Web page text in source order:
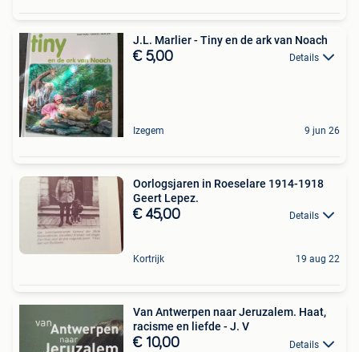
J.L. Marlier - Tiny en de ark van Noach
€ 5,00 Details
Izegem 9 jun 26
Oorlogsjaren in Roeselare 1914-1918
Geert Lepez.
€ 45,00 Details
Kortrijk 19 aug 22
Van Antwerpen naar Jeruzalem. Haat,
racisme en liefde - J. V
€ 10,00 Details